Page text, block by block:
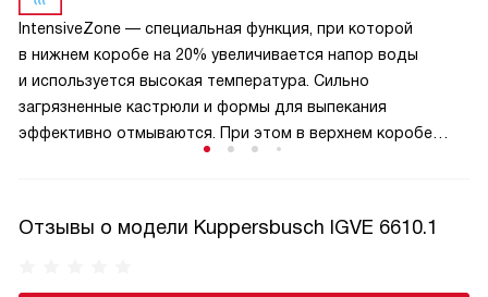
определенного уровня воды в страховочной емкости
срабатывает поплавковый выключатель, и клапаны
перекрывают водоснабжение агрегата.
IntensiveZone — специальная функция, при которой
в нижнем коробе на 20% увеличивается напор воды
и используется высокая температура. Сильно
загрязненные кастрюли и формы для выпекания
эффективно отмываются. При этом в верхнем коробе
Отзывы о модели Kuppersbusch IGVE 6610.1